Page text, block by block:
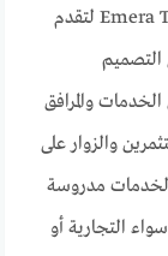
إميرا تاور العاصمة الإدارية Emera Tower New Capital لتقدم
التصميم
والمرافق
والزوار على
مدروسة
التجارية أو